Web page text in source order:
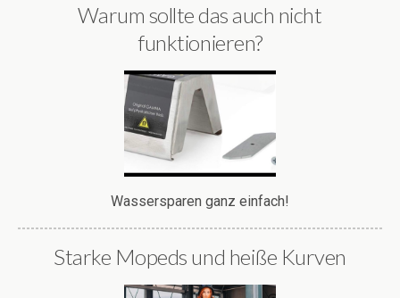
Warum sollte das auch nicht
funktionieren?
Wassersparen ganz einfach!
Starke Mopeds und heiße Kurven